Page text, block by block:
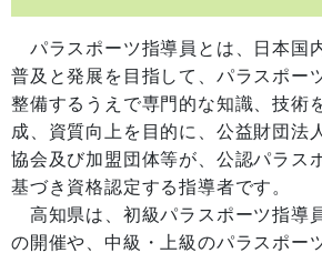
パラスポーツ指導員とは、日本国
普及と発展を目指して、パラスポー
整備するうえで専門的な知識、技術
成、資質向上を目的に、公益財団法
協会及び加盟団体等が、公認パラス
基づき資格認定する指導者です。
高知県は、初級パラスポーツ指導
の開催や、中級・上級のパラスポー